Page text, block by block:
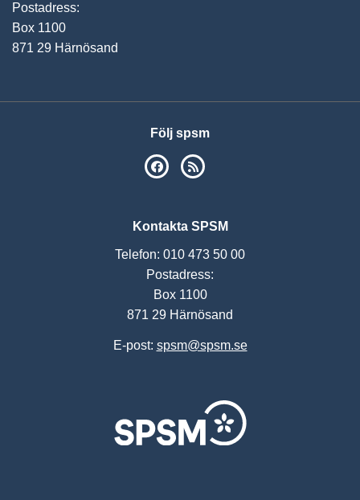
Postadress:
Box 1100
871 29 Härnösand
Följ spsm
SPSM på Facebook
Kontakta SPSM
Telefon: 010 473 50 00
Postadress:
Box 1100
871 29 Härnösand
E-post: spsm@spsm.se